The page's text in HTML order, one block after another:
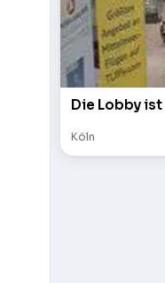
Die Lobby ist
Köln